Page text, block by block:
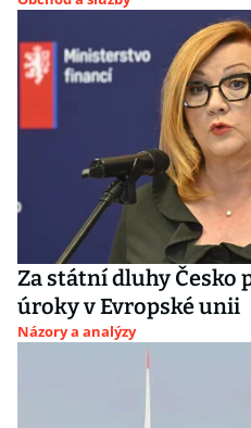
Za státní dluhy Česko
úroky v Evropské unii
Názory a analýzy